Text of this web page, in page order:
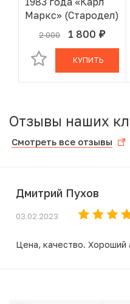
Маркс» (Стародел)
2 000 1 800 руб.
В КОРЗИНЕ
КУПИТЬ
Отзывы наших
Смотреть все отзывы
Дмитрий Пухов
03.02.2023
Цена, качество. Хороший